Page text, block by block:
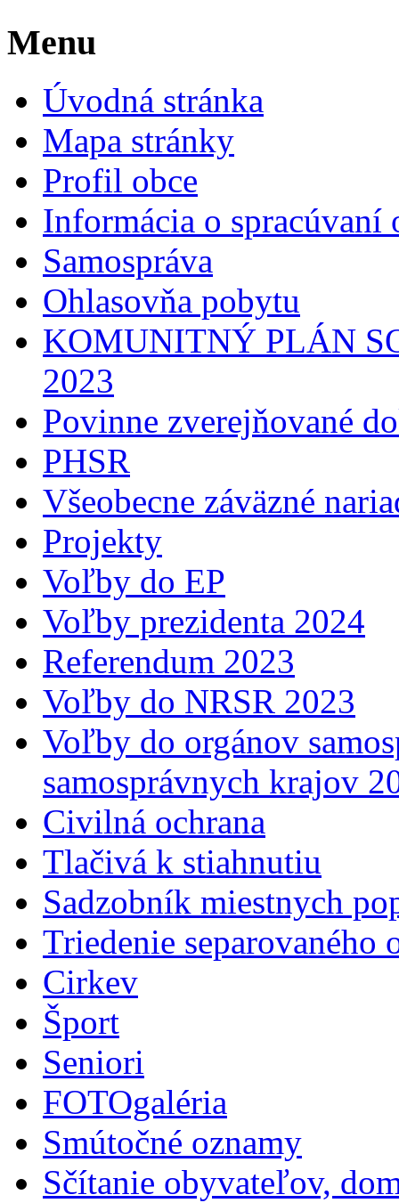
Menu
Úvodná stránka
Mapa stránky
Profil obce
Informácia o spracúvaní
Samospráva
Ohlasovňa pobytu
KOMUNITNÝ PLÁN
2023
Povinne zverejňované
PHSR
Všeobecne záväzné
Projekty
Voľby do EP
Voľby prezidenta 2024
Referendum 2023
Voľby do NRSR 2023
Voľby do orgánov
samosprávnych krajov
Civilná ochrana
Tlačivá k stiahnutiu
Sadzobník miestnych
Triedenie separovaného
Cirkev
Šport
Seniori
FOTOgaléria
Smútočné oznamy
Sčítanie obyvateľov,